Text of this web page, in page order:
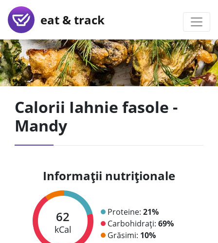
eat & track
Calorii Iahnie fasole -
Mandy
Informații nutriționale
62
kCal
Proteine: 21%
Carbohidrați: 69%
Grăsimi: 10%